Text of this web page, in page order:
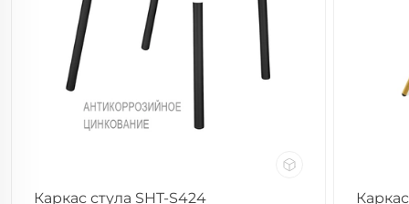
Каркас стула SHT-S424